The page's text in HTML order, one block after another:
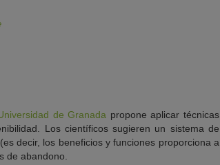
de Granada propone aplicar técnicas
Los científicos sugieren un sistema de
decir, los beneficios y funciones proporciona a
de abandono.